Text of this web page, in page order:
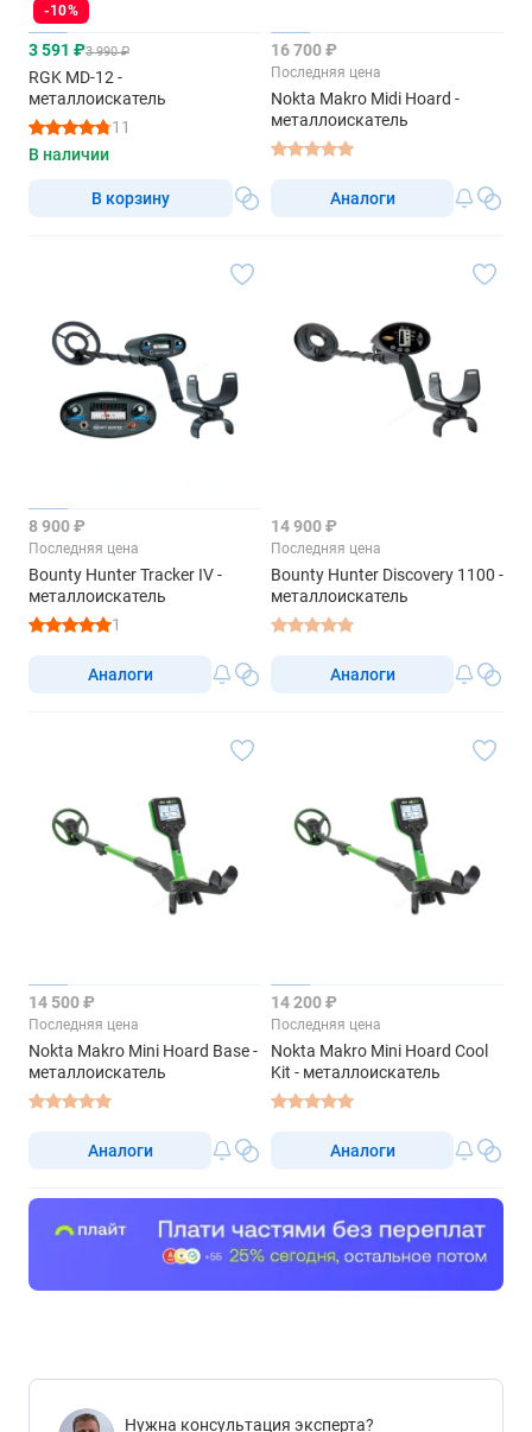
-10%
3 591 ₽3 990 ₽
RGK MD-12 -
металлоискатель
11
В наличии
В корзину
16 700 ₽
Последняя цена
Nokta Makro Midi Hoard -
металлоискатель
Аналоги
8 900 ₽
Последняя цена
Bounty Hunter Tracker IV -
металлоискатель
1
Аналоги
14 900 ₽
Последняя цена
Bounty Hunter Discovery 1100 -
металлоискатель
Аналоги
14 500 ₽
Последняя цена
Nokta Makro Mini Hoard Base -
металлоискатель
Аналоги
14 200 ₽
Последняя цена
Nokta Makro Mini Hoard Cool
Kit - металлоискатель
Аналоги
Нужна консультация эксперта?